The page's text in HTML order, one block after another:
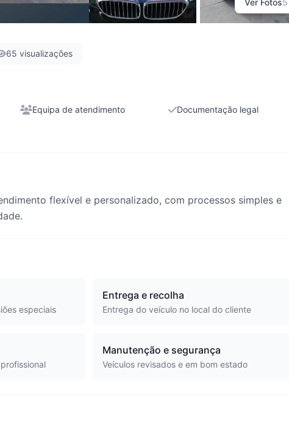
Ver Fotos5
65 visualizações
Equipa de atendimento Documentação legal
flexível e personalizado, com processos simples e
especiais
Entrega e recolha
Entrega do veículo no local do cliente
Manutenção e segurança
Veículos revisados e em bom estado